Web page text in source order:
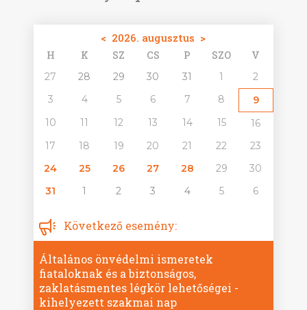
< 2026. augusztus >
H K SZ CS P SZO V
27 28 29 30 31 1
2
3
4 5 6 7 8
9
10
11 12 13 14 15
16
17
18 19 20 21 22
23
24
25 26 27 28 29
30
31
1 2 3 4 5 6
Következő esemény:
Általános önvédelmi ismeretek
fiataloknak és a biztonságos,
zaklatásmentes légkör lehetőségei -
kihelyezett szakmai nap